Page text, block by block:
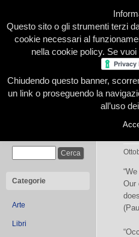
Home Presentazione
Categorie
Arte
Libri
Our
Questo sito o gli strumenti terzi
cookie necessari al
nella cookie policy. Se
Chiudendo questo banner,
un link o proseguendo la
all’uso